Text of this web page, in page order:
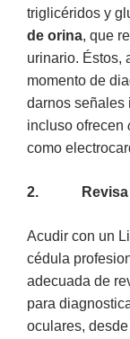
triglicéridos y
de orina, que
urinario. Éstos,
momento de
darnos señales
incluso ofrecen
como
2.
Acudir con un
cédula
adecuada de
para
oculares,